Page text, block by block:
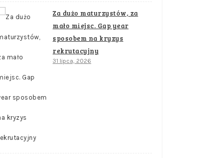
Za dużo maturzystów, za
mało miejsc. Gap year
sposobem na kryzys
rekrutacyjny
31 lipca, 2026